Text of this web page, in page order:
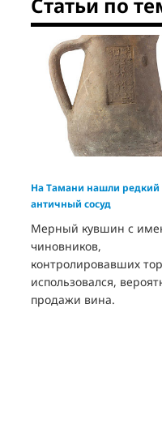
На Тамани нашли редкий
античный сосуд
Мерный кувшин с
чиновников,
контролировавших
использовался,
продажи вина.